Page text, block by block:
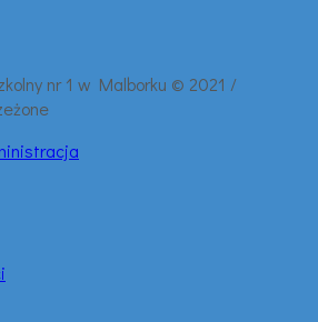
nr 1 w Malborku © 2021 /